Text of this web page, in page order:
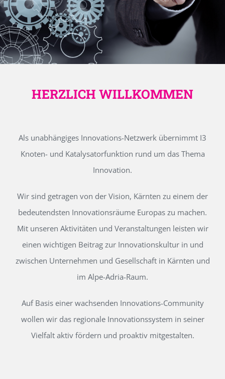
HERZLICH WILLKOMMEN
Als unabhängiges Innovations-Netzwerk übernimmt I3
Knoten- und Katalysatorfunktion rund um das Thema
Innovation.
Wir sind getragen von der Vision, Kärnten zu einem der
bedeutendsten Innovationsräume Europas zu machen.
Mit unseren Aktivitäten und Veranstaltungen leisten wir
einen wichtigen Beitrag zur Innovationskultur in und
zwischen Unternehmen und Gesellschaft in Kärnten und
im Alpe-Adria-Raum.
Auf Basis einer wachsenden Innovations-Community
wollen wir das regionale Innovationssystem in seiner
Vielfalt aktiv fördern und proaktiv mitgestalten.